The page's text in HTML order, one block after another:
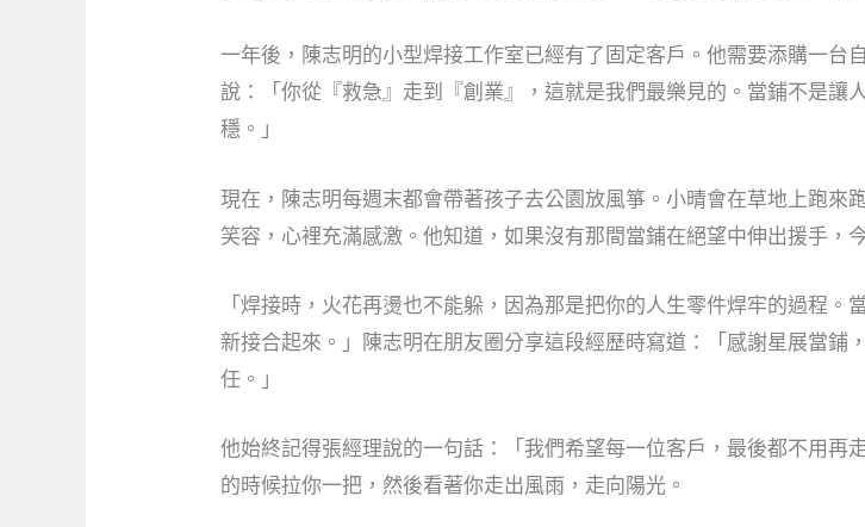
一年後，陳志明的小型焊接工作室已經有了固定客戶。他需要添購一台
說：「你從『救急』走到『創業』，這就是我們最樂見的。當鋪不是讓
穩。」
現在，陳志明每週末都會帶著孩子去公園放風箏。小晴會在草地上跑來
笑容，心裡充滿感激。他知道，如果沒有那間當鋪在絕望中伸出援手，
「焊接時，火花再燙也不能躲，因為那是把你的人生零件焊牢的過程
新接合起來。」陳志明在朋友圈分享這段經歷時寫道：「感謝星展當鋪
任。」
他始終記得張經理說的一句話：「我們希望每一位客戶，最後都不用
的時候拉你一把，然後看著你走出風雨，走向陽光。